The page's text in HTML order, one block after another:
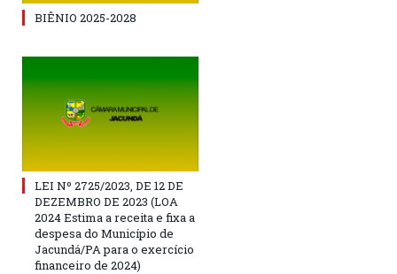
BIÊNIO 2025-2028
LEI Nº 2725/2023, DE 12 DE
DEZEMBRO DE 2023 (LOA
2024 Estima a receita e fixa a
despesa do Município de
Jacundá/PA para o exercício
financeiro de 2024)